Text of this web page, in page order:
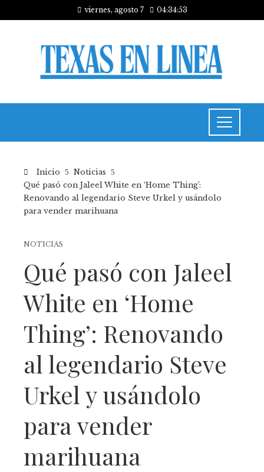
viernes, agosto 7 04:34:54
Inicio
Noticias
Qué pasó con Jaleel White en ‘Home Thing’:
Renovando al legendario Steve Urkel y usándolo
para vender marihuana
NOTICIAS
Qué pasó con Jaleel
White en ‘Home
Thing’: Renovando
al legendario Steve
Urkel y usándolo
para vender
marihuana